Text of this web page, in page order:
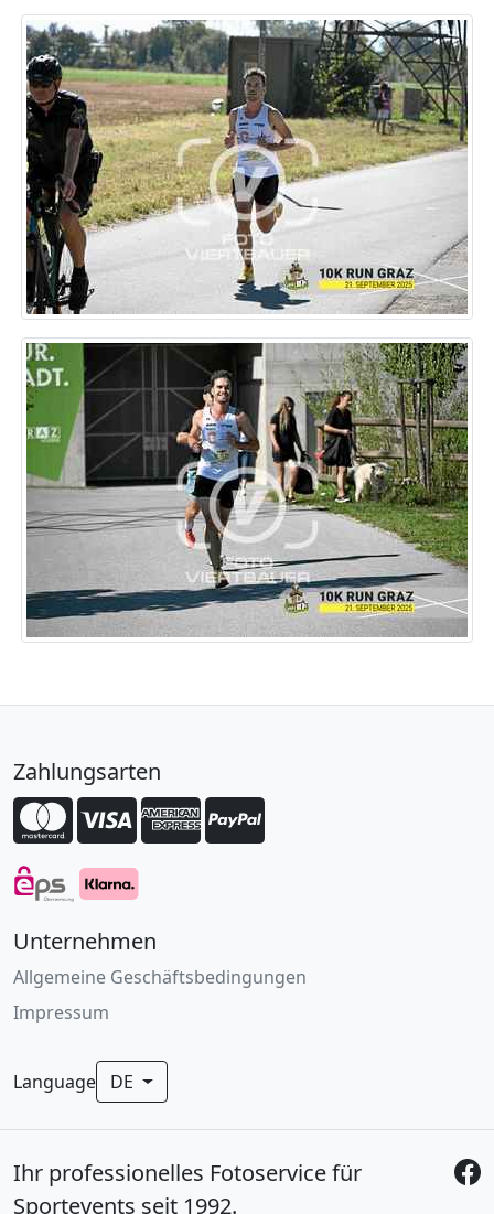
Zahlungsarten
Unternehmen
Allgemeine Geschäftsbedingungen
Impressum
Language DE
Ihr professionelles Fotoservice für
Sportevents seit 1992.